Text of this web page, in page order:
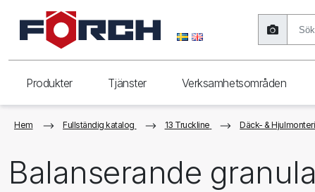
Produkter Tjänster Verksamhetsområden
Hem Fullständig katalog 13 Truckline Däck- &
Balanserande